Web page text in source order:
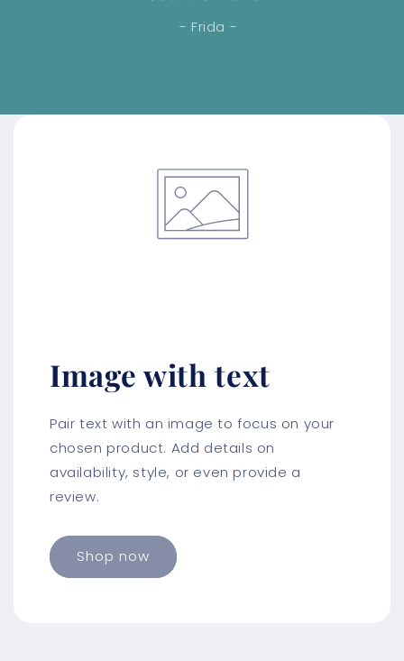
- Frida -
Image with text
Pair text with an image to focus on your
chosen product. Add details on
availability, style, or even provide a
review.
Shop now